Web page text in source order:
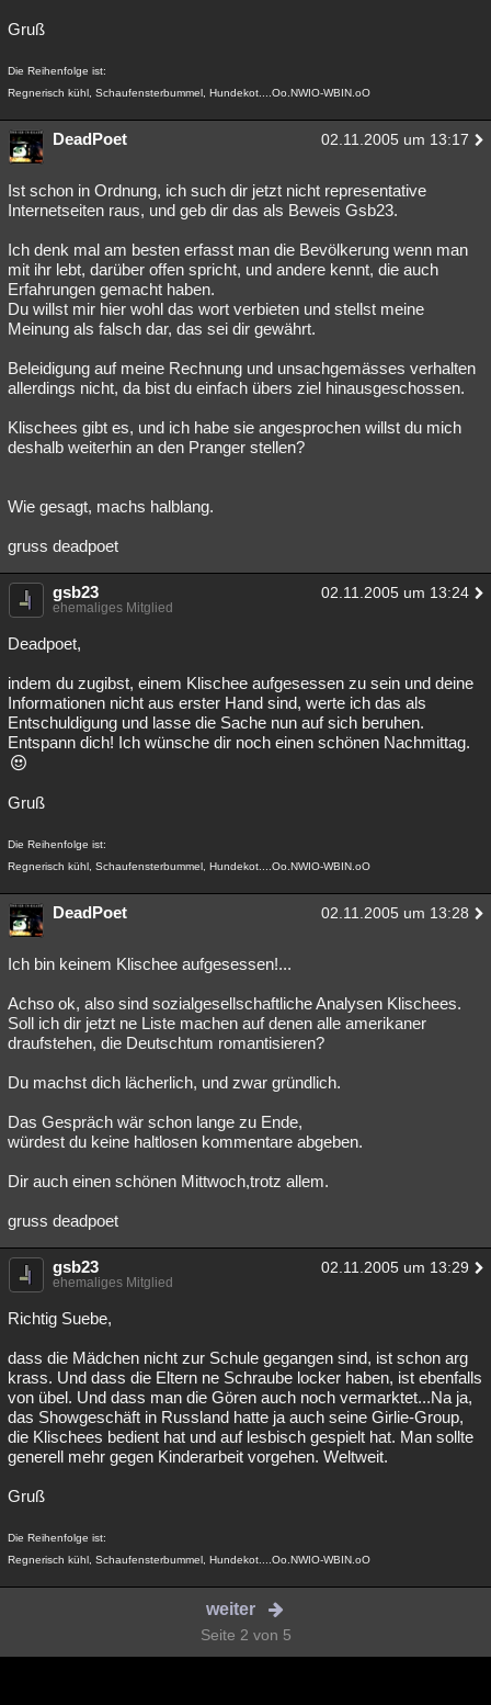
Gruß
Die Reihenfolge ist:
Regnerisch kühl, Schaufensterbummel, Hundekot....Oo.NWIO-WBIN.oO
DeadPoet 02.11.2005 um 13:17
Ist schon in Ordnung, ich such dir jetzt nicht representative
Internetseiten raus, und geb dir das als Beweis Gsb23.
Ich denk mal am besten erfasst man die Bevölkerung wenn man
mit ihr lebt, darüber offen spricht, und andere kennt, die auch
Erfahrungen gemacht haben.
Du willst mir hier wohl das wort verbieten und stellst meine
Meinung als falsch dar, das sei dir gewährt.
Beleidigung auf meine Rechnung und unsachgemässes verhalten
allerdings nicht, da bist du einfach übers ziel hinausgeschossen.
Klischees gibt es, und ich habe sie angesprochen willst du mich
deshalb weiterhin an den Pranger stellen?
Wie gesagt, machs halblang.
gruss deadpoet
gsb23 02.11.2005 um 13:24
ehemaliges Mitglied
Deadpoet,
indem du zugibst, einem Klischee aufgesessen zu sein und deine
Informationen nicht aus erster Hand sind, werte ich das als
Entschuldigung und lasse die Sache nun auf sich beruhen.
Entspann dich! Ich wünsche dir noch einen schönen Nachmittag.
Gruß
Die Reihenfolge ist:
Regnerisch kühl, Schaufensterbummel, Hundekot....Oo.NWIO-WBIN.oO
DeadPoet 02.11.2005 um 13:28
Ich bin keinem Klischee aufgesessen!...
Achso ok, also sind sozialgesellschaftliche Analysen Klischees.
Soll ich dir jetzt ne Liste machen auf denen alle amerikaner
draufstehen, die Deutschtum romantisieren?
Du machst dich lächerlich, und zwar gründlich.
Das Gespräch wär schon lange zu Ende,
würdest du keine haltlosen kommentare abgeben.
Dir auch einen schönen Mittwoch,trotz allem.
gruss deadpoet
gsb23 02.11.2005 um 13:29
ehemaliges Mitglied
Richtig Suebe,
dass die Mädchen nicht zur Schule gegangen sind, ist schon arg
krass. Und dass die Eltern ne Schraube locker haben, ist ebenfalls
von übel. Und dass man die Gören auch noch vermarktet...Na ja,
das Showgeschäft in Russland hatte ja auch seine Girlie-Group,
die Klischees bedient hat und auf lesbisch gespielt hat. Man sollte
generell mehr gegen Kinderarbeit vorgehen. Weltweit.
Gruß
Die Reihenfolge ist:
Regnerisch kühl, Schaufensterbummel, Hundekot....Oo.NWIO-WBIN.oO
weiter
Seite 2 von 5